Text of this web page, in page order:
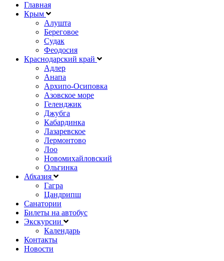
Главная
Крым
Алушта
Береговое
Судак
Феодосия
Краснодарский край
Адлер
Анапа
Архипо-Осиповка
Азовское море
Геленджик
Джубга
Кабардинка
Лазаревское
Лермонтово
Лоо
Новомихайловский
Ольгинка
Абхазия
Гагра
Цандрипш
Санатории
Билеты на автобус
Экскурсии
Календарь
Контакты
Новости